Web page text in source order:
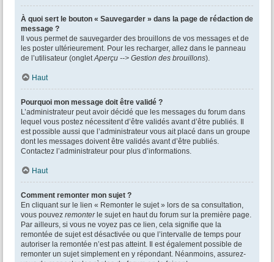
À quoi sert le bouton « Sauvegarder » dans la page de rédaction de
message ?
Il vous permet de sauvegarder des brouillons de vos messages et de
les poster ultérieurement. Pour les recharger, allez dans le panneau
de l’utilisateur (ongletAperçu --> Gestion des brouillons).
Haut
Pourquoi mon message doit être validé ?
L’administrateur peut avoir décidé que les messages du forum dans
lequel vous postez nécessitent d’être validés avant d’être publiés. Il
est possible aussi que l’administrateur vous ait placé dans un groupe
dont les messages doivent être validés avant d’être publiés.
Contactez l’administrateur pour plus d’informations.
Haut
Comment remonter mon sujet ?
En cliquant sur le lien « Remonter le sujet » lors de sa consultation,
vous pouvez remonterle sujet en haut du forum sur la première page.
Par ailleurs, si vous ne voyez pas ce lien, cela signifie que la
remontée de sujet est désactivée ou que l’intervalle de temps pour
autoriser la remontée n’est pas atteint. Il est également possible de
remonter un sujet simplement en y répondant. Néanmoins, assurez-